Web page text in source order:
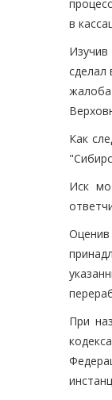
в
сделал
Как
Иск
При